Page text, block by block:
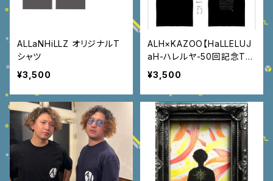
ALLaNHiLLZ オリジナルT
シャツ
¥3,500
ALH×KAZOO【HaLLELUJ
aH-ハレルヤ-50回記念T-s
hirt】
¥3,500